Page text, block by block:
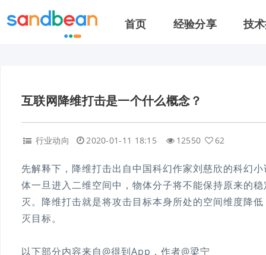
首页 经验分享 技
互联网降维打击是一个什么概念？
行业动向 2020-01-11 18:15 12550 62
先解释下，降维打击出自中国科幻作家刘慈欣的科幻
体一旦进入二维空间中，物体分子将不能保持原来的
灭。降维打击就是将攻击目标本身所处的空间维度降
灭目标。
以下部分内容来自@得到App，作者@梁宁